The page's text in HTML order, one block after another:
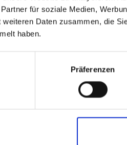
für soziale Medien,
Daten zusammen, die
haben.
Präferenzen
-